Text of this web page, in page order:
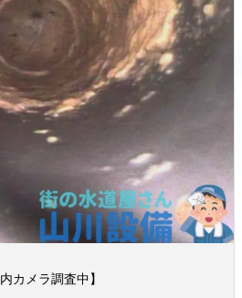
内カメラ調査中】